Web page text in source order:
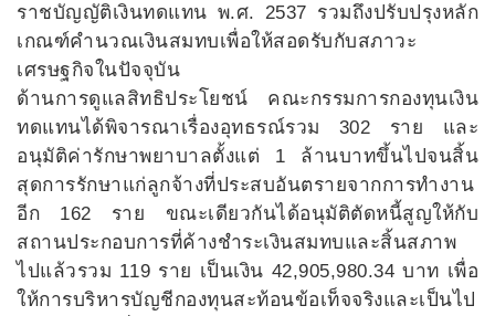
ราชบัญญัติเงินทดแทน พ.ศ. 2537 รวมถึงปรับปรุงหลัก
เกณฑ์คำนวณเงินสมทบเพื่อให้สอดรับกับสภาวะ
เศรษฐกิจในปัจจุบัน
ด้านการดูแลสิทธิประโยชน์ คณะกรรมการกองทุนเงิน
ทดแทนได้พิจารณาเรื่องอุทธรณ์รวม 302 ราย และ
อนุมัติค่ารักษาพยาบาลตั้งแต่ 1 ล้านบาทขึ้นไปจนสิ้น
สุดการรักษาแก่ลูกจ้างที่ประสบอันตรายจากการทำงาน
อีก 162 ราย ขณะเดียวกันได้อนุมัติตัดหนี้สูญให้กับ
สถานประกอบการที่ค้างชำระเงินสมทบและสิ้นสภาพ
ไปแล้วรวม 119 ราย เป็นเงิน 42,905,980.34 บาท เพื่อ
ให้การบริหารบัญชีกองทุนสะท้อนข้อเท็จจริงและเป็นไป